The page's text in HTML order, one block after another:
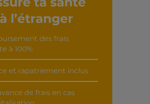
cet interview